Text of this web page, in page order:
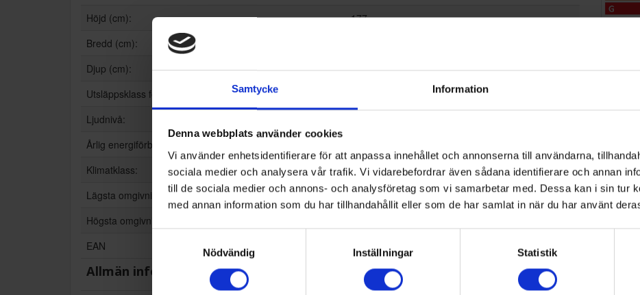
Samtycke Information
Denna webbplats använder cookies
Vi använder enhetsidentifierare för att anpassa innehållet och annonserna till användarna,
sociala medier och analysera vår trafik. Vi vidarebefordrar även sådana identifierare och annan
till de sociala medier och annons- och analysföretag som vi samarbetar med. Dessa kan i sin tur
med annan information som du har tillhandahållit eller som de har samlat in när du har använt
Nödvändig
Inställningar Statistik
Höjd (cm):
177
Bredd (cm):
Djup (cm):
54.5
Utsläppsklass för luftburet akustiskt buller:
Ljudnivå:
Årlig energiförbrukning (kWh/år):
Klimatklass:
SN-ST
Lägsta omgivningstemperatur (°C) produkten är lämpad:
10
Högsta omgivningstemperatur (°C) produkten är lämpad:
EAN
7392186322315
Allmän information